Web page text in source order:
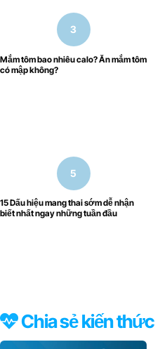
Mắm tôm bao nhiêu calo? Ăn mắm tôm
có mập không?
15 Dấu hiệu mang thai sớm dễ nhận
biết nhất ngay những tuần đầu
Chia sẻ kiến thức